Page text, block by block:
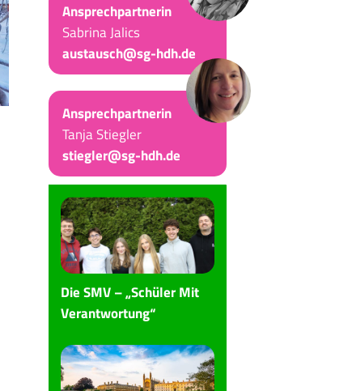
Ansprechpartnerin
Sabrina Jalics
austausch@sg-hdh.de
Ansprechpartnerin
Tanja Stiegler
stiegler@sg-hdh.de
Die SMV – „Schüler Mit
Verantwortung“